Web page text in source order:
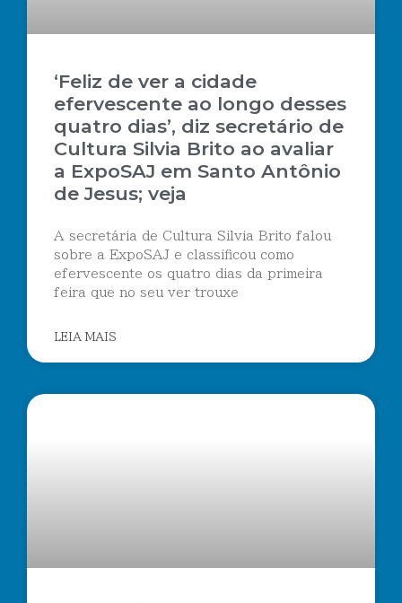
‘Feliz de ver a cidade
efervescente ao longo desses
quatro dias’, diz secretário de
Cultura Silvia Brito ao avaliar
a ExpoSAJ em Santo Antônio
de Jesus; veja
A secretária de Cultura Silvia Brito falou
sobre a ExpoSAJ e classificou como
efervescente os quatro dias da primeira
feira que no seu ver trouxe
LEIA MAIS